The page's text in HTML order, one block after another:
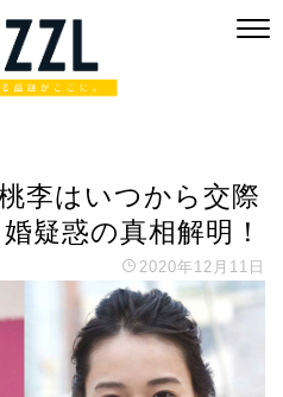
李はいつから交際
疑惑の真相解明！
2020年12月11日